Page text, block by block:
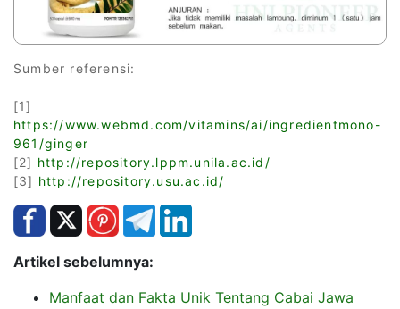
Sumber referensi:
[1]
https://www.webmd.com/vitamins/ai/ingredientmono-
961/ginger
[2] http://repository.lppm.unila.ac.id/
[3] http://repository.usu.ac.id/
Artikel sebelumnya:
Manfaat dan Fakta Unik Tentang Cabai Jawa